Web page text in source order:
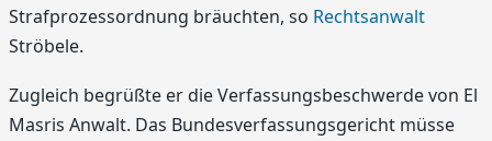
Strafprozessordnung bräuchten, so Rechtsanwalt
Ströbele.
Zugleich begrüßte er die Verfassungsbeschwerde von El
Masris Anwalt. Das Bundesverfassungsgericht müsse